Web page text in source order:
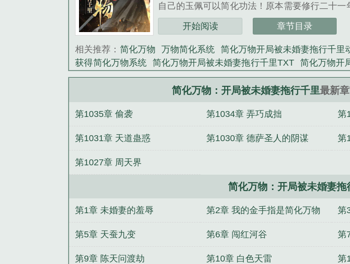
自己的玉佩可以简化功法！原本需要修行二十
绝世丹药，仅仅十个时辰便可出炉。自此之后，
《简化万物：开局被未婚妻拖行千里》是月愁眠
开始阅读 章节目录
相关推荐： 简化万物 万物简化系统 简化万物开局被未婚妻拖行千里
获得简化万物系统
简化万物开局被未婚妻拖行千里TXT 简化万物开
开局被未婚妻拖行千里第三集 简化万物开局被未婚妻拖行千里笔趣阁
化万物开局被未婚妻拖行千里女主
简化万物开局被未婚妻拖行千里
现场调查科3：亡命徒
异现场调查科4：通灵 阴阳师·生成姬 二代
下
阴阳师·泷夜叉姬卷上 阴阳师·夜光杯卷 阴阳师·凤凰卷 阴阳师·
简化万物：开局被未婚妻拖行千里最新
第1035章 偷袭 第1034章 弄巧成拙 第
第1031章 天道蛊惑 第1030章 德萨圣人的阴谋 第
第1027章 周天界
简化万物：开局被未婚妻
第1章 未婚妻的羞辱 第2章 我的金手指是简化万物 第
第5章 天蚕九变 第6章 闯红河谷 第
第9章 陈天问渡劫 第10章 白色天雷 第